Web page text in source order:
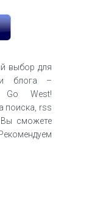
выбор для
блога –
Go West!
поиска, rss
сможете